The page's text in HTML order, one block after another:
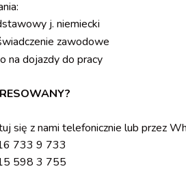
j. niemiecki
zawodowe
na dojazdy do pracy
się z nami telefonicznie lub przez
733 9 733
598 3 755